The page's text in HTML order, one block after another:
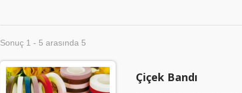
Sonuç 1 - 5 arasında 5
Çiçek Bandı